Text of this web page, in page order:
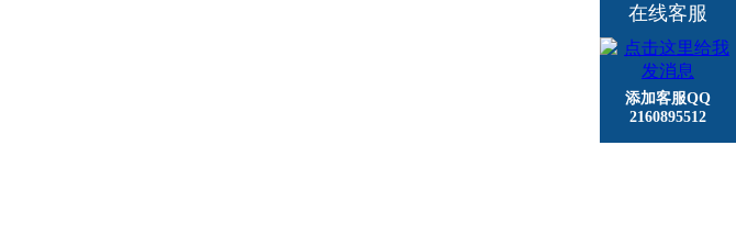
在线客服
添加客服QQ
2160895512